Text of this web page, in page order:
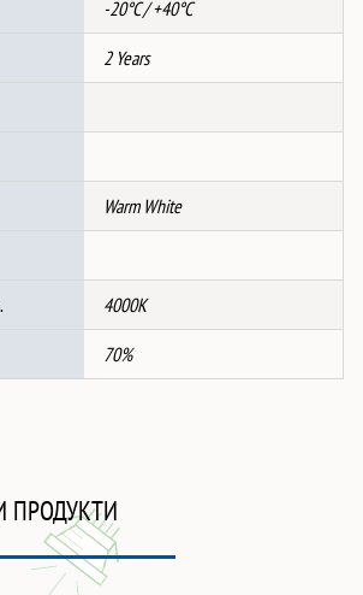
-20°C / +40°C
2 Years
Warm White
4000K
70%
ПРОДУКТИ